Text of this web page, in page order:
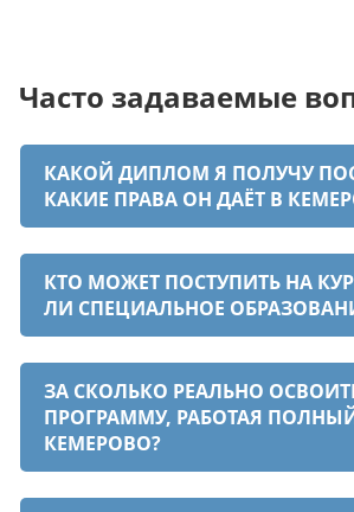
Часто задаваемые
КАКОЙ ДИПЛОМ Я ПОЛУЧУ
КАКИЕ ПРАВА ОН ДАЁТ В
КТО МОЖЕТ ПОСТУПИТЬ НА
ЛИ СПЕЦИАЛЬНОЕ
ЗА СКОЛЬКО РЕАЛЬНО
ПРОГРАММУ, РАБОТАЯ
КЕМЕРОВО?